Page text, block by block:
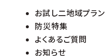
お試し二地域プラン
防災特集
よくあるご質問
お知らせ